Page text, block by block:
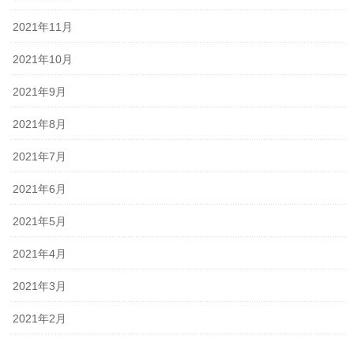
2021年11月
2021年10月
2021年9月
2021年8月
2021年7月
2021年6月
2021年5月
2021年4月
2021年3月
2021年2月